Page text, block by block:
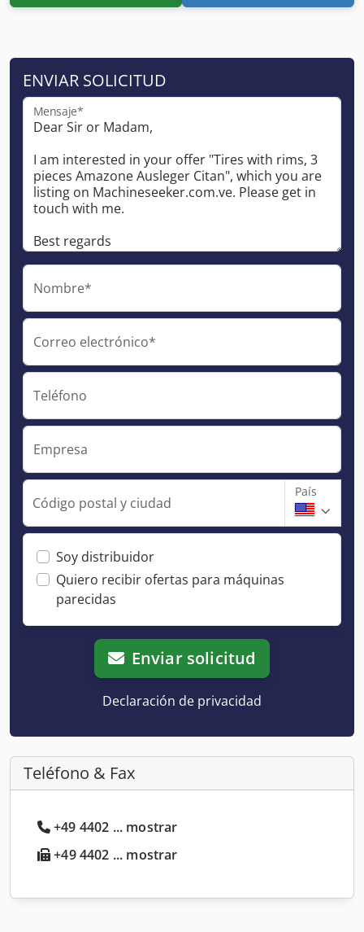
ENVIAR SOLICITUD
Mensaje*
Nombre*
Correo electrónico*
Teléfono
Empresa
Código postal y ciudad
País
Soy distribuidor
Quiero recibir ofertas para máquinas
parecidas
Enviar solicitud
Declaración de privacidad
Teléfono & Fax
+49 4402 ... mostrar
+49 4402 ... mostrar